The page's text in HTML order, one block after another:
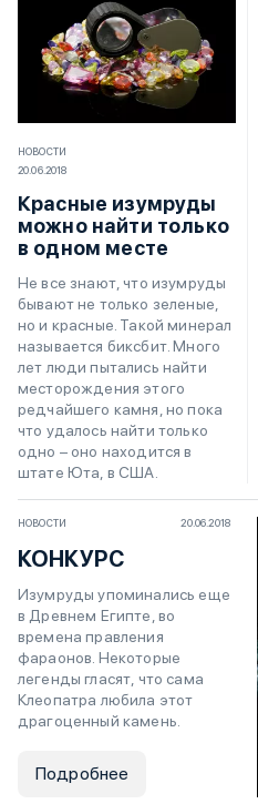
НОВОСТИ
20.06.2018
Красные изумруды
можно найти только
в одном месте
Не все знают, что изумруды
бывают не только зеленые,
но и красные. Такой минерал
называется биксбит. Много
лет люди пытались найти
месторождения этого
редчайшего камня, но пока
что удалось найти только
одно – оно находится в
штате Юта, в США.
НОВОСТИ 20.06.2018
КОНКУРС
Изумруды упоминались еще
в Древнем Египте, во
времена правления
фараонов. Некоторые
легенды гласят, что сама
Клеопатра любила этот
драгоценный камень.
Подробнее